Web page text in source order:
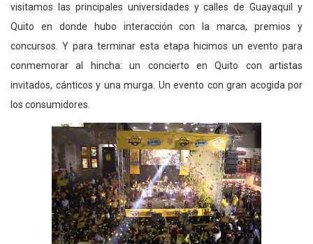
visitamos las principales universidades y calles de Guayaquil y
Quito en donde hubo interacción con la marca, premios y
concursos. Y para terminar esta etapa hicimos un evento para
conmemorar al hincha: un concierto en Quito con artistas
invitados, cánticos y una murga. Un evento con gran acogida por
los consumidores.